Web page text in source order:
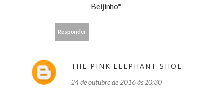
Beijinho*
Responder
THE PINK ELEPHANT SHOE
24 de outubro de 2016 às 20:30